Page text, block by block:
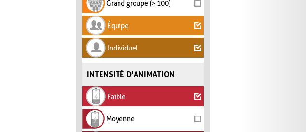
Grand groupe (> 100)
Équipe
Individuel
INTENSITÉ D'ANIMATION
Faible
Moyenne